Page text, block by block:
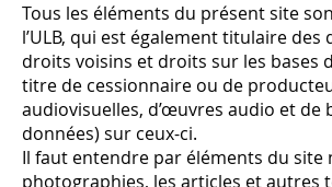
Tous les éléments du présent site
l’ULB, qui est également titulaire des
droits voisins et droits sur les bases
titre de cessionnaire ou de
audiovisuelles, d’œuvres audio et de
données) sur ceux-ci.
Il faut entendre par éléments du site
photographies, les articles et autres